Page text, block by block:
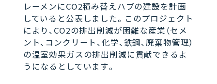
レーメンにCO2積み替えハブの建設を計画
していると公表しました。このプロジェクト
により、CO2の排出削減が困難な産業（セメ
ント、コンクリート、化学、鉄鋼、廃棄物管理）
の温室効果ガスの排出削減に貢献できるよ
うになるとしています。